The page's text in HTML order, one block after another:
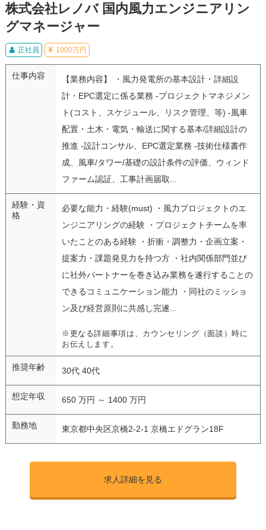
株式会社レノバ 国内風力エンジニアリン
グマネージャー
正社員 1000万円
仕事内容
【業務内容】 ・風力発電所の基本設計・詳細設
計・EPC選定に係る業務 -プロジェクトマネジメン
ト(コスト、スケジュール、リスク管理、等) -風車
配置・土木・電気・輸送に関する基本/詳細設計の
推進 -設計コンサル、EPC選定業務 -技術仕様書作
成、風車/タワー/基礎の設計条件の評価、ウィンド
ファーム認証、工事計画届取...
経験・資
格
必要な能力・経験(must) ・風力プロジェクトのエ
ンジニアリングの経験 ・プロジェクトチームを率
いたことのある経験 ・折衝・調整力・企画立案・
提案力・課題発見力を持つ方 ・社内関係部門並び
に社外パートナーを巻き込み業務を遂行することの
できるコミュニケーション能力 ・同社のミッショ
ン及び経営原則に共感し完遂...
※更なる詳細事項は、カウンセリング（面談）時に
お伝えします。
推奨年齢 30代 40代
想定年収 650 万円 ～ 1400 万円
勤務地 東京都中央区京橋2-2-1 京橋エドグラン18F
求人詳細を見る